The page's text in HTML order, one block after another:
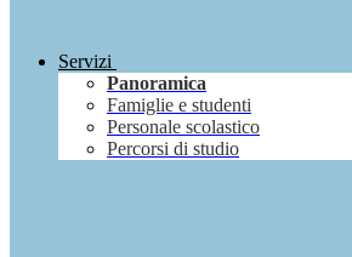
Servizi
Panoramica
Famiglie e studenti
Personale scolastico
Percorsi di studio